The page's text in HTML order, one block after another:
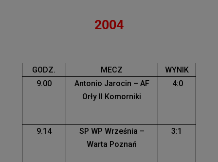
2004
GODZ. MECZ
WYNIK
9.00
Antonio Jarocin – AF
Orły II Komorniki
4:0
9.14
SP WP Września –
Warta Poznań
3:1